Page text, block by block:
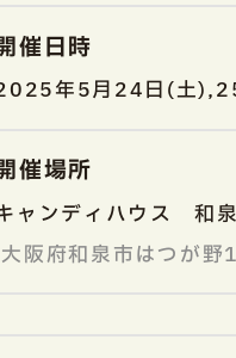
催日時
年5月24日(土
催場所
ャンディハウス 和
阪府和泉市はつが野